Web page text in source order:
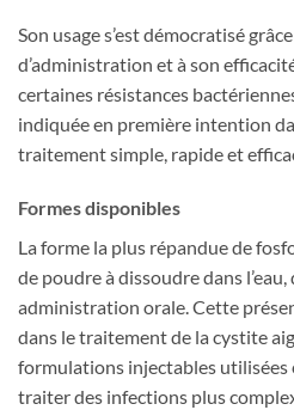
Son usage s’est démocratisé
d’administration et à son
certaines résistances
indiquée en première intention
traitement simple, rapide et
Formes disponibles
La forme la plus répandue de
de poudre à dissoudre dans
administration orale. Cette
dans le traitement de la cystite
formulations injectables
traiter des infections plus